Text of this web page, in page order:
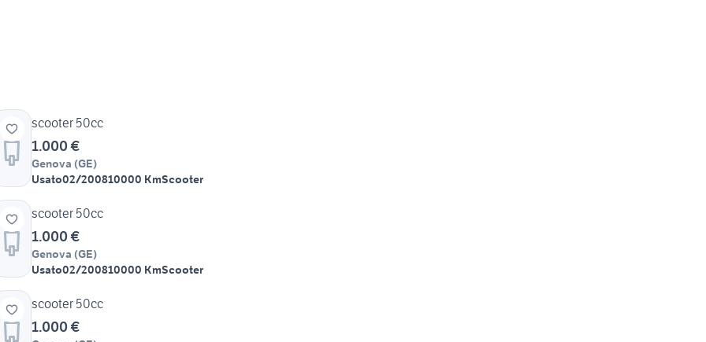
scooter 50cc
1.000 €
Genova (GE)
Usato02/200810000 KmScooter
scooter 50cc
1.000 €
Genova (GE)
Usato02/200810000 KmScooter
scooter 50cc
1.000 €